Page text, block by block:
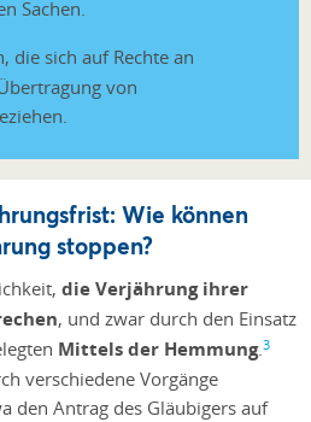
Sachen.
die sich auf Rechte an
von
Wie können
stoppen?
die Verjährung ihrer
, und zwar durch den Einsatz
Mittels der Hemmung.3
verschiedene Vorgänge
den Antrag des Gläubigers auf